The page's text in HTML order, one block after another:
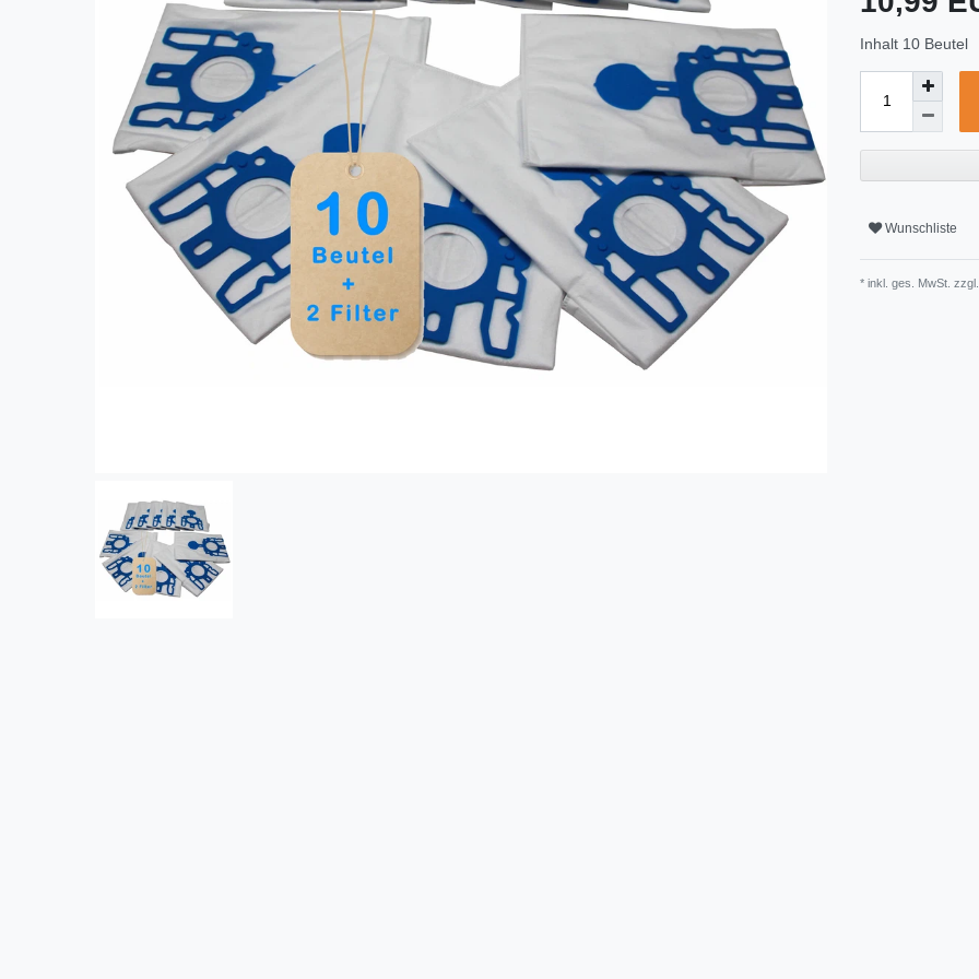
Inhalt 10 Beutel
Wunschliste
* inkl. ges. MwSt. zzgl.